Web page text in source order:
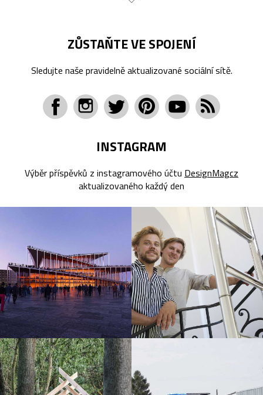
ZŮSTAŇTE VE SPOJENÍ
Sledujte naše pravidelně aktualizované sociální sítě.
INSTAGRAM
Výběr příspěvků z instagramového účtu DesignMagcz
aktualizovaného každý den